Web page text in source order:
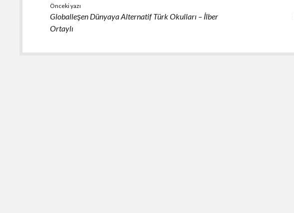
o
o
k
p
Önceki yazı
Globalleşen Dünyaya Alternatif Türk Okulları – İlber
Ortaylı